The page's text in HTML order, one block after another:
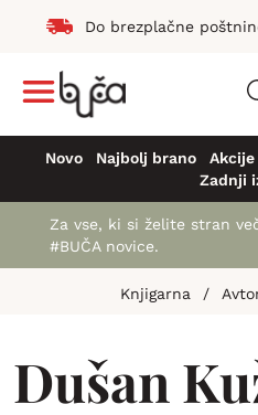
Do brezplačne
Novo Najbolj brano Akcije
Zadnji
Za vse, ki si želite stran
#BUČA novice.
Knjigarna /
Dušan